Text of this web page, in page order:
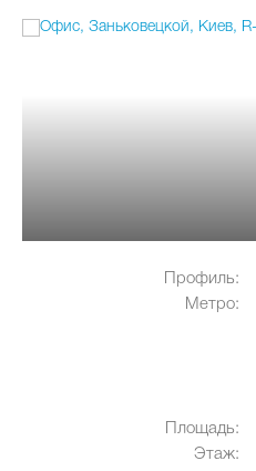
Профиль:
Метро:
Площадь:
Этаж: